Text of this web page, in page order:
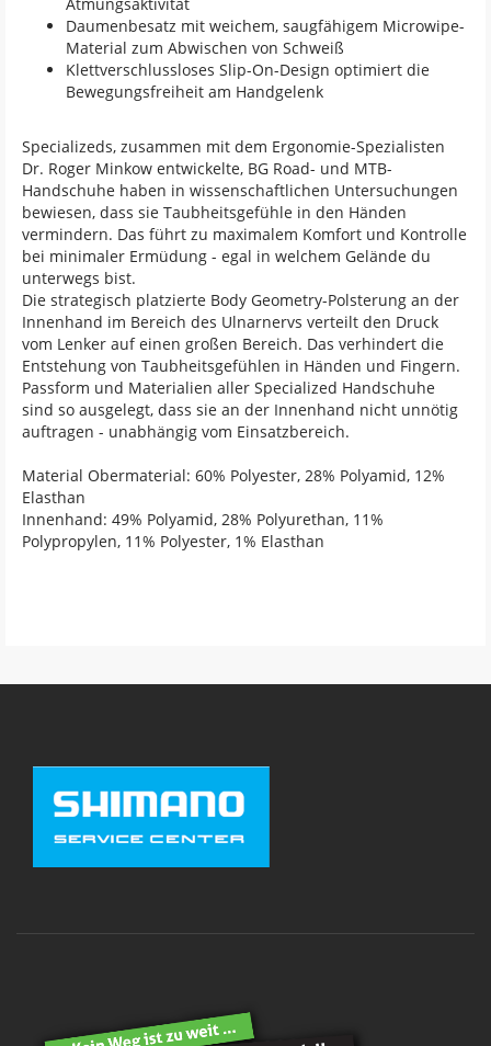
Daumenbesatz mit weichem, saugfähigem Microwipe-
Material zum Abwischen von Schweiß
Klettverschlussloses Slip-On-Design optimiert die
Bewegungsfreiheit am Handgelenk
Specializeds, zusammen mit dem Ergonomie-Spezialisten
Dr. Roger Minkow entwickelte, BG Road- und MTB-
Handschuhe haben in wissenschaftlichen Untersuchungen
bewiesen, dass sie Taubheitsgefühle in den Händen
vermindern. Das führt zu maximalem Komfort und Kontrolle
bei minimaler Ermüdung - egal in welchem Gelände du
unterwegs bist.
Die strategisch platzierte Body Geometry-Polsterung an der
Innenhand im Bereich des Ulnarnervs verteilt den Druck
vom Lenker auf einen großen Bereich. Das verhindert die
Entstehung von Taubheitsgefühlen in Händen und Fingern.
Passform und Materialien aller Specialized Handschuhe
sind so ausgelegt, dass sie an der Innenhand nicht unnötig
auftragen - unabhängig vom Einsatzbereich.
Material Obermaterial: 60% Polyester, 28% Polyamid, 12%
Elasthan
Innenhand: 49% Polyamid, 28% Polyurethan, 11%
Polypropylen, 11% Polyester, 1% Elasthan